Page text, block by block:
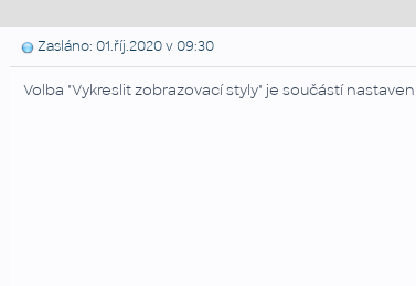
Zasláno: 01.říj.2020 v 09:30
Volba "Vykreslit zobrazovací styly" je součástí